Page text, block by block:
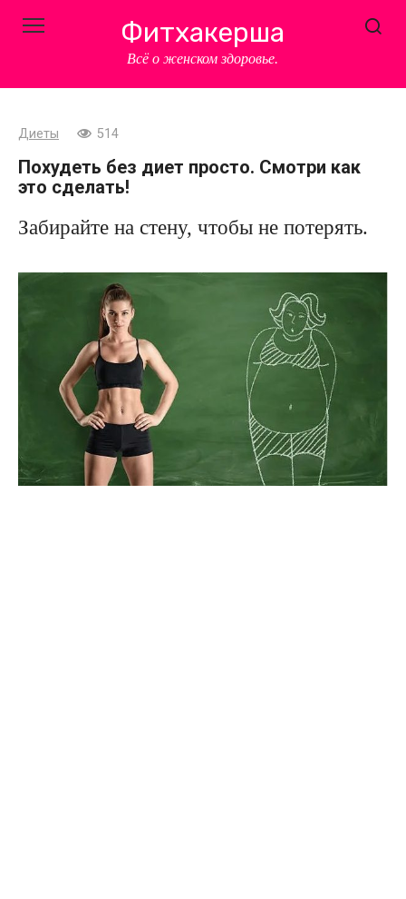
Фитхакерша
Всё о женском здоровье.
Диеты 514
Похудеть без диет просто. Смотри как
это сделать!
Забирайте на стену, чтобы не потерять.